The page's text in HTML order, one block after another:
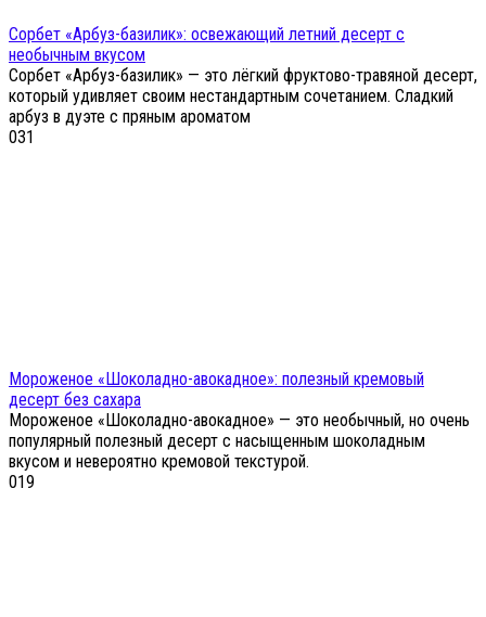
Сорбет «Арбуз-базилик»: освежающий летний десерт с
необычным вкусом
Сорбет «Арбуз-базилик» — это лёгкий фруктово-травяной десерт,
который удивляет своим нестандартным сочетанием. Сладкий
арбуз в дуэте с пряным ароматом
031
Мороженое «Шоколадно-авокадное»: полезный кремовый
десерт без сахара
Мороженое «Шоколадно-авокадное» — это необычный, но очень
популярный полезный десерт с насыщенным шоколадным
вкусом и невероятно кремовой текстурой.
019